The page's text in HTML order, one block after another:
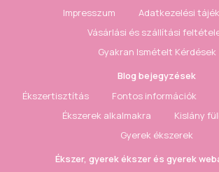
Impresszum
Adatkezelési
Vásárlási és szállítási
Gyakran Ismételt Kérdések
Blog bejegyzések
Ékszertisztítás
Fontos információk
Ékszerek alkalmakra
Kislány
Gyerek ékszerek
Ékszer, gyerek ékszer és gyerek